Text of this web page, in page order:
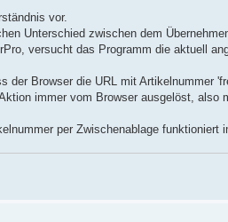
vor.
Unterschied zwischen dem
versucht das Programm die aktuell
der Browser die URL mit Artikelnummer
immer vom Browser ausgelöst,
per Zwischenablage